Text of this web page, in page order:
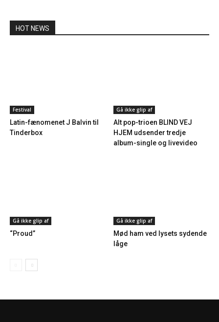
HOT NEWS
Festival
Latin-fænomenet J Balvin til
Tinderbox
Gå ikke glip af
Alt pop-trioen BLIND VEJ
HJEM udsender tredje
album-single og livevideo
Gå ikke glip af
“Proud”
Gå ikke glip af
Mød ham ved lysets sydende
låge